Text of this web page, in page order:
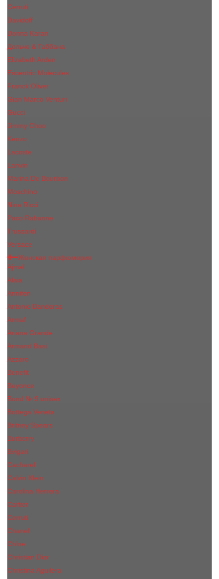
Cerruti
Davidoff
Donna Karan
Дольче & Габбана
Elizabeth Arden
Escentric Molecules
Franck Oliver
Gian Marco Venturi
Gucci
Jimmy Choo
Kenzo
Lacoste
Lanvin
Marina De Bourbon
Moschino
Nina Ricci
Paco Rabanne
Trussardi
Versace
Женская парфюмерия
Ajmal
Alaia
Annifen
Antonio Banderas
Armaf
Ariana Grande
Armand Basi
Azzaro
Benefit
Beyonce
Bond № 9 unisex
Bottega Veneta
Britney Spears
Burberry
Bvlgari
Cacharel
Calvin Klein
Carolina Herrera
Cartier
Cerruti
Сhanеl
Chloe
Christian Dior
Christina Aguilera